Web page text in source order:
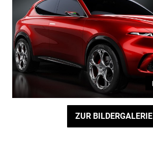
ZUR BILDERGALERIE